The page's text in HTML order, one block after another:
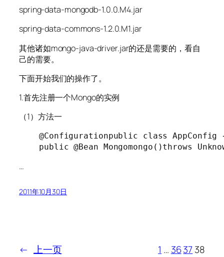
spring-data-mongodb-1.0.0.M4.jar
spring-data-commons-1.2.0.M1.jar
其他诸如mongo-java-driver.jar的还是需要的，看自
己的需要。
下面开始我们的操作了。
1.首先注册一个Mongo的实例
（1）方法一
@Configurationpublic class AppConfig
public @Bean Mongomongo()throws
…
2011年10月30日
← 上一页 1 … 363738